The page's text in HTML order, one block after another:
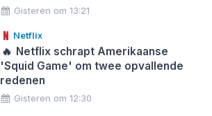
Gisteren om 13:21
Netflix
🔥 Netflix schrapt Amerikaanse
'Squid Game' om twee opvallende
redenen
Gisteren om 12:30